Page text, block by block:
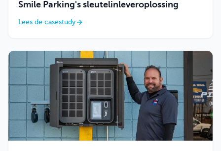
Smile Parking's sleutelinleveroplossing
Lees de casestudy